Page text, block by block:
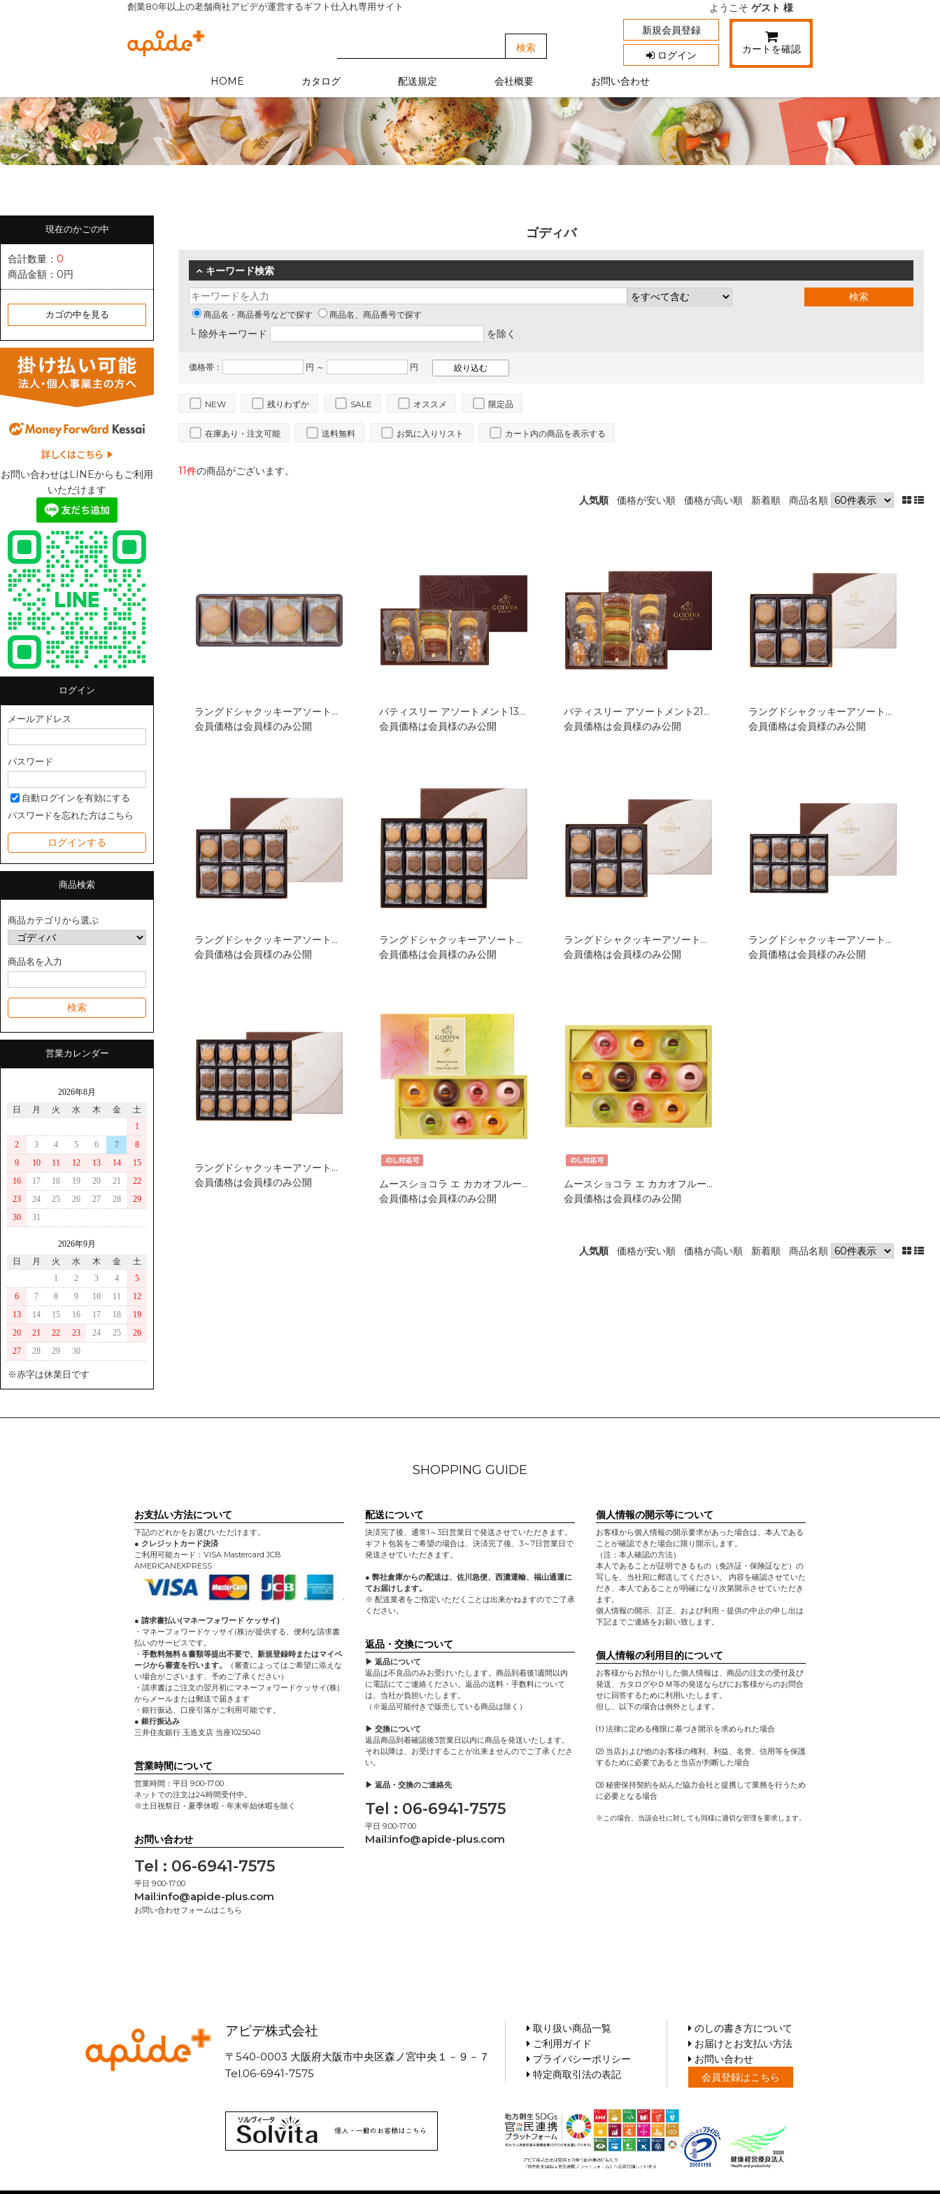
創業80年以上の老舗商社アピデが運営するギフト仕入れ専用サイト ようこそ ゲスト 様
新規会員登録
ログイン
カートを確認
HOME カタログ 配送規定 会社概要 お問い合わせ
現在のかごの中
合計数量： 0
商品金額： 0円
カゴの中を見る
お問い合わせはLINEからもご利用
いただけます
ログイン
メールアドレス
パスワード
自動ログインを有効にする
パスワードを忘れた方はこちら
商品検索
商品カテゴリから選ぶ
商品名を入力
営業カレンダー
2026年8月
日
月 火 水 木 金
土
1
2
3 4 5 6 7
8
9
10 11 12 13 14
15
16
17 18 19 20 21
22
23
24 25 26 27 28
29
30
31
2026年9月
日
月 火 水 木 金
土
1
2 3 4
5
6
7 8 9 10 11
12
13
14 15 16 17 18
19
20
21 22 23 24 25
26
27
28 29 30
※赤字は休業日です
ゴディバ
キーワード検索
商品名・商品番号などで探す 商品名、商品番号で探す
└ 除外キーワード を除く
価格帯： 円 ～ 円
NEW 残りわずか SALE オススメ 限定品
在庫あり・注文可能 送料無料 お気に入りリスト カート内の商品を表示する
11件の商品がございます。
人気順 価格が安い順 価格が高い順 新着順 商品名順
ラングドシャクッキーアソートメント8枚入 GDC-112
会員価格は会員様のみ公開
パティスリー アソートメント13個入 GPC-311
会員価格は会員様のみ公開
パティスリー アソートメント21個入 GPC-511
会員価格は会員様のみ公開
ラングドシャクッキーアソートメント18枚入 GDC-211
会員価格は会員様のみ公開
ラングドシャクッキーアソートメント30枚入 GDC-311
会員価格は会員様のみ公開
ラングドシャクッキーアソートメント52枚入 GDC-511
会員価格は会員様のみ公開
ラングドシャクッキーアソートメント18枚入 GDC-211
会員価格は会員様のみ公開
ラングドシャクッキーアソートメント30枚入 GDC-311
会員価格は会員様のみ公開
ラングドシャクッキーアソートメント52枚入 GDC-511
会員価格は会員様のみ公開
ムースショコラ エ カカオフルーツジュレ7個入 GMG-306
会員価格は会員様のみ公開
ムースショコラ エ カカオフルーツジュレ10個入 GMG-406
会員価格は会員様のみ公開
人気順 価格が安い順 価格が高い順 新着順 商品名順
SHOPPING GUIDE
お支払い方法について
下記のどれかをお選びいただけます。
● クレジットカード決済
ご利用可能カード：VISA Mastercard JCB
AMERICANEXPRESS
● 請求書払い(マネーフォワード ケッサイ)
・マネーフォワードケッサイ(株)が提供する、便利な請求書
払いのサービスです。
・ 手数料無料＆書類等提出不要で、新規登録時またはマイペ
ージから審査を行います。
（審査によってはご希望に添えな
い場合がございます、予めご了承ください）
・請求書はご注文の翌月初にマネーフォワードケッサイ(株)
からメールまたは郵送で届きます
・銀行振込、口座引落がご利用可能です。
● 銀行振込み
三井住友銀行 玉造支店 当座1025040
営業時間について
営業時間：平日 9:00-17:00
ネットでの注文は24時間受付中。
※土日祝祭日・夏季休暇・年末年始休暇を除く
お問い合わせ
Tel : 06-6941-7575
平日 9:00-17:00
Mail:info@apide-plus.com
お問い合わせフォームはこちら
配送について
決済完了後、通常1～3日営業日で発送させていただきます。
ギフト包装をご希望の場合は、決済完了後、3～7日営業日で
発送させていただきます。
● 弊社倉庫からの配送は、佐川急便、西濃運輸、福山通運に
てお届けします。
※ 配送業者をご指定いただくことは出来かねますのでご了承
ください。
返品・交換について
▶ 返品について
返品は不良品のみお受けいたします。商品到着後1週間以内
に電話にてご連絡ください。返品の送料・手数料について
は、当社が負担いたします。
（※返品可能付きで販売している商品は除く）
▶ 交換について
返品商品到着確認後3営業日以内に商品を発送いたします。
それ以降は、お受けすることが出来ませんのでご了承くださ
い。
▶ 返品・交換のご連絡先
Tel : 06-6941-7575
平日 9:00-17:00
Mail:info@apide-plus.com
個人情報の開示等について
お客様から個人情報の開示要求があった場合は、本人である
ことが確認できた場合に限り開示します。
（注：本人確認の方法）
本人であることが証明できるもの（免許証・保険証など）の
写しを、当社宛に郵送してください。 内容を確認させていた
だき、本人であることが明確になり次第開示させていただき
ます。
個人情報の開示、訂正、および利用・提供の中止の申し出は
下記までご連絡をお願い致します。
個人情報の利用目的について
お客様からお預かりした個人情報は、商品の注文の受付及び
発送、カタログやＤＭ等の発送ならびにお客様からのお問合
せに回答するために利用いたします。
但し、以下の場合は例外とします。
⑴ 法律に定める権限に基づき開示を求められた場合
⑵ 当店および他のお客様の権利、利益、名誉、信用等を保護
するために必要であると当店が判断した場合
⑶ 秘密保持契約を結んだ協力会社と提携して業務を行うため
に必要となる場合
※この場合、当該会社に対しても同様に適切な管理を要求します。
アピデ株式会社
〒540-0003 大阪府大阪市中央区森ノ宮中央１－９－７
Tel.06-6941-7575
取り扱い商品一覧
ご利用ガイド
プライバシーポリシー
特定商取引法の表記
のしの書き方について
お届けとお支払い方法
お問い合わせ
会員登録はこちら